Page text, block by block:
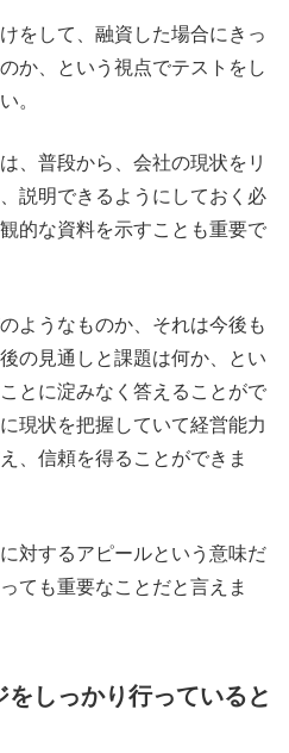
をして、融資した場合にきっ
か、という視点でテストをし
。
、普段から、会社の現状をリ
説明できるようにしておく必
的な資料を示すことも重要で
ようなものか、それは今後も
の見通しと課題は何か、とい
とに淀みなく答えることがで
現状を把握していて経営能力
、信頼を得ることができま
対するアピールという意味だ
ても重要なことだと言えま
しっかり行っていると